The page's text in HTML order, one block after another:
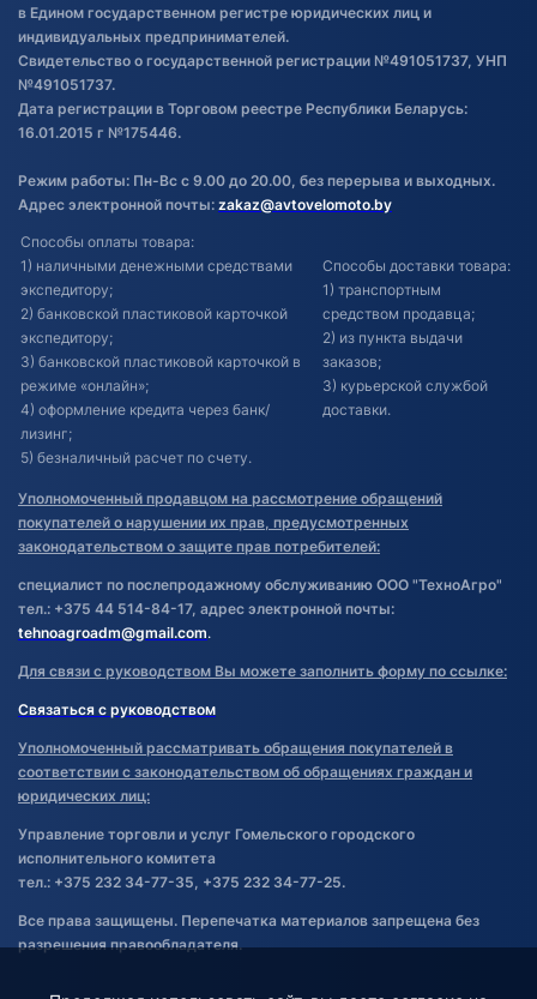
в Едином государственном регистре юридических лиц и
индивидуальных предпринимателей.
Свидетельство о государственной регистрации №491051737, УНП
№491051737.
Дата регистрации в Торговом реестре Республики Беларусь:
16.01.2015 г №175446.
Режим работы: Пн-Вс с 9.00 до 20.00, без перерыва и выходных.
Адрес электронной почты: zakaz@avtovelomoto.by
Способы оплаты товара:
1) наличными денежными средствами
экспедитору;
2) банковской пластиковой карточкой
экспедитору;
3) банковской пластиковой карточкой в
режиме «онлайн»;
4) оформление кредита через банк/
лизинг;
5) безналичный расчет по счету.
Способы доставки товара:
1) транспортным
средством продавца;
2) из пункта выдачи
заказов;
3) курьерской службой
доставки.
Уполномоченный продавцом на рассмотрение обращений
покупателей о нарушении их прав, предусмотренных
законодательством о защите прав потребителей:
специалист по послепродажному обслуживанию ООО "ТехноАгро"
тел.: +375 44 514-84-17, адрес электронной почты:
tehnoagroadm@gmail.com.
Для связи с руководством Вы можете заполнить форму по ссылке:
Связаться с руководством
Уполномоченный рассматривать обращения покупателей в
соответствии с законодательством об обращениях граждан и
юридических лиц:
Управление торговли и услуг Гомельского городского
исполнительного комитета
тел.: +375 232 34-77-35, +375 232 34-77-25.
Все права защищены. Перепечатка материалов запрещена без
разрешения правообладателя.